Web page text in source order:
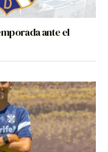
ante el